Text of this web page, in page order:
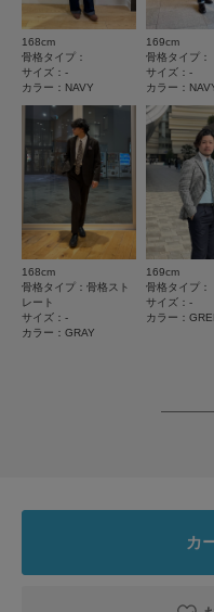
★1
レビ
168cm
骨格タイプ：
サイズ：-
カラー：NAVY
168cm
骨格タイプ：骨格スト
レート
サイズ：-
カラー：GRAY
169cm
骨格タイプ：
サイズ：-
カラー：
169cm
骨格タイプ：
サイズ：-
カラー：
カ